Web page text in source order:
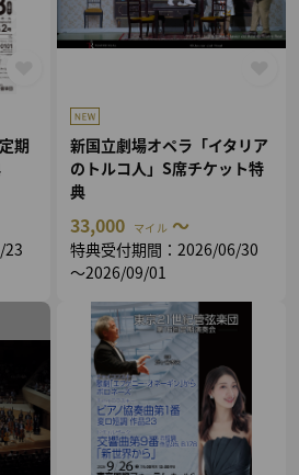
期
23
新国立劇場オペラ「イタリア
のトルコ人」S席チケット特
典
33,000 マイル ～
特典受付期間：2026/06/30
～2026/09/01